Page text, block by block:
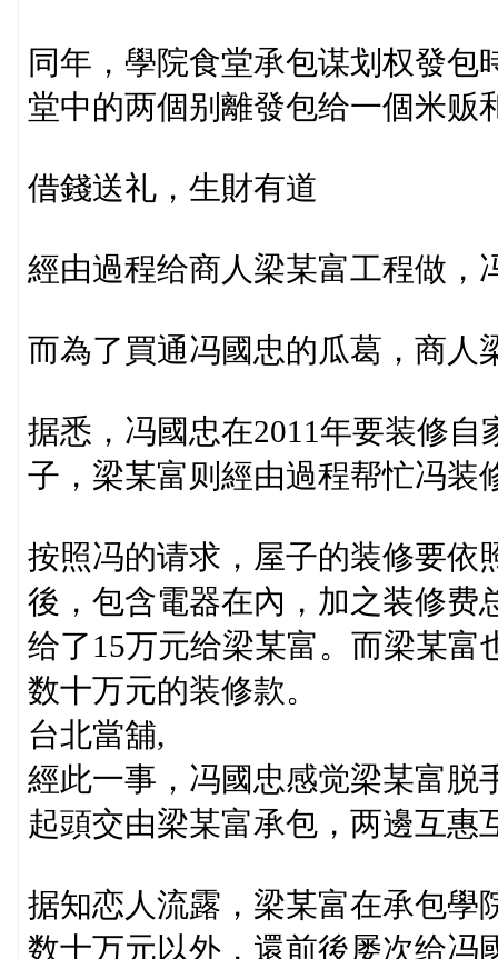
同年，學院食堂承包谋划权發
堂中的两個别離發包给一個米贩
借錢送礼，生財有道
經由過程给商人梁某富工程做，
而為了買通冯國忠的瓜葛，商人
据悉，冯國忠在2011年要装修
子，梁某富则經由過程帮忙冯装
按照冯的请求，屋子的装修要依
後，包含電器在內，加之装修费
给了15万元给梁某富。而梁某
数十万元的装修款。
台北當舖,
經此一事，冯國忠感觉梁某富脱
起頭交由梁某富承包，两邊互惠
据知恋人流露，梁某富在承包學
数十万元以外，還前後屡次给冯